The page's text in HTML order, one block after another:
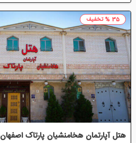
35 % تخفیف
هتل آپارتمان هخامنشیان پارتاک اصفهان